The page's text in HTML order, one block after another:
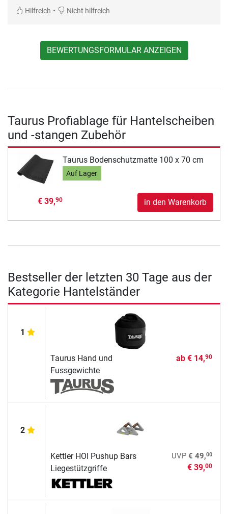
Hilfreich • Nicht hilfreich
BEWERTUNGSFORMULAR ANZEIGEN
Taurus Profiablage für Hantelscheiben
und -stangen Zubehör
Taurus Bodenschutzmatte 100 x 70 cm
Auf Lager
€ 39,90 in den Warenkorb
Bestseller der letzten 30 Tage aus der
Kategorie Hantelständer
1
Taurus Hand und
Fussgewichte
ab € 14,90
2
Kettler HOI Pushup Bars
Liegestützgriffe
UVP € 49,00
€ 39,00